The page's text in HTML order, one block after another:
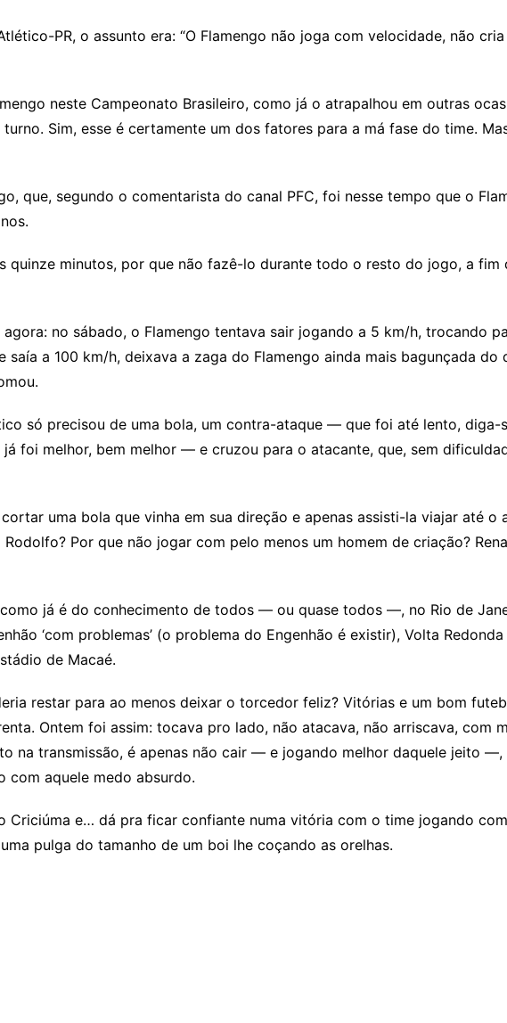
PR, o assunto era: “O Flamengo não joga com velocidade, não
neste Campeonato Brasileiro, como já o atrapalhou em outras
Sim, esse é certamente um dos fatores para a má fase do time.
que, segundo o comentarista do canal PFC, foi nesse tempo que o
quinze minutos, por que não fazê-lo durante todo o resto do jogo, a fim
no sábado, o Flamengo tentava sair jogando a 5 km/h, trocando
a 100 km/h, deixava a zaga do Flamengo ainda mais bagunçada do
só precisou de uma bola, um contra-ataque — que foi até lento,
foi melhor, bem melhor — e cruzou para o atacante, que, sem
uma bola que vinha em sua direção e apenas assisti-la viajar até o
Por que não jogar com pelo menos um homem de criação?
já é do conhecimento de todos — ou quase todos —, no Rio de
‘com problemas’ (o problema do Engenhão é existir), Volta
de Macaé.
restar para ao menos deixar o torcedor feliz? Vitórias e um bom
Ontem foi assim: tocava pro lado, não atacava, não arriscava, com
na transmissão, é apenas não cair — e jogando melhor daquele jeito —,
com aquele medo absurdo.
Criciúma e… dá pra ficar confiante numa vitória com o time jogando
pulga do tamanho de um boi lhe coçando as orelhas.